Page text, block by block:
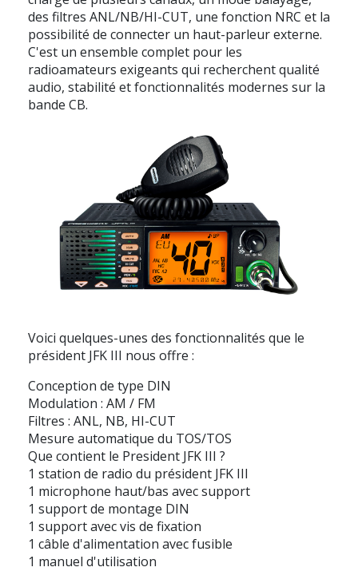
des filtres ANL/NB/HI-CUT, une fonction NRC et la
possibilité de connecter un haut-parleur externe.
C'est un ensemble complet pour les
radioamateurs exigeants qui recherchent qualité
audio, stabilité et fonctionnalités modernes sur la
bande CB.
Voici quelques-unes des fonctionnalités que le
président JFK III nous offre :
Conception de type DIN
Modulation : AM / FM
Filtres : ANL, NB, HI-CUT
Mesure automatique du TOS/TOS
Que contient le President JFK III ?
1 station de radio du président JFK III
1 microphone haut/bas avec support
1 support de montage DIN
1 support avec vis de fixation
1 câble d'alimentation avec fusible
1 manuel d'utilisation